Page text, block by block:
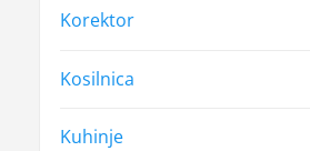
Korektor
Kosilnica
Kuhinje